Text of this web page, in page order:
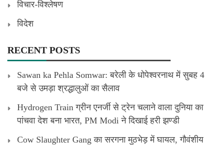
विचार-विश्लेषण
विदेश
RECENT POSTS
Sawan ka Pehla Somwar: बरेली के धोपेश्वरनाथ में सुबह 4
बजे से उमड़ा श्रद्धालुओं का सैलाव
Hydrogen Train ग्रीन एनर्जी से ट्रेन चलाने वाला दुनिया का
पांचवा देश बना भारत, PM Modi ने दिखाई हरी झण्डी
Cow Slaughter Gang का सरगना मुठभेड़ में घायल, गौवंशीय